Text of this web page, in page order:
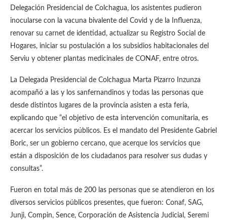
Delegación Presidencial de Colchagua, los asistentes pudieron
inocularse con la vacuna bivalente del Covid y de la Influenza,
renovar su carnet de identidad, actualizar su Registro Social de
Hogares, iniciar su postulación a los subsidios habitacionales del
Serviu y obtener plantas medicinales de CONAF, entre otros.
La Delegada Presidencial de Colchagua Marta Pizarro Inzunza
acompañó a las y los sanfernandinos y todas las personas que
desde distintos lugares de la provincia asisten a esta feria,
explicando que “el objetivo de esta intervención comunitaria, es
acercar los servicios públicos. Es el mandato del Presidente Gabriel
Boric, ser un gobierno cercano, que acerque los servicios que
están a disposición de los ciudadanos para resolver sus dudas y
consultas”.
Fueron en total más de 200 las personas que se atendieron en los
diversos servicios públicos presentes, que fueron: Conaf, SAG,
Junji, Compin, Sence, Corporación de Asistencia Judicial, Seremi